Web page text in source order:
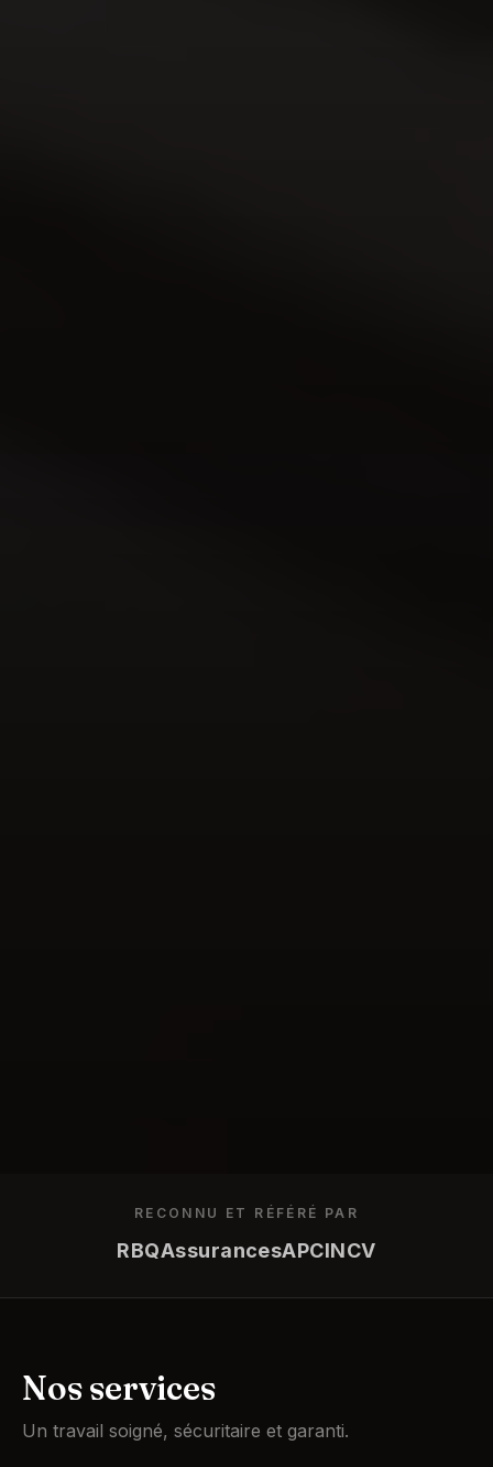
RECONNU ET RÉFÉRÉ PAR
RBQAssurancesAPCINCV
Nos services
Un travail soigné, sécuritaire et garanti.